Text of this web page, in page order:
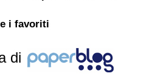
i favoriti
di